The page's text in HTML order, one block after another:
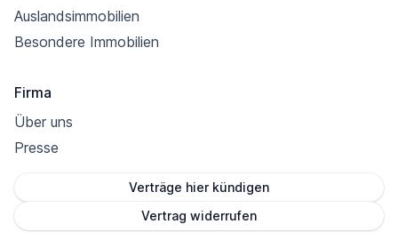
Auslandsimmobilien
Besondere Immobilien
Firma
Über uns
Presse
Verträge hier kündigen
Vertrag widerrufen